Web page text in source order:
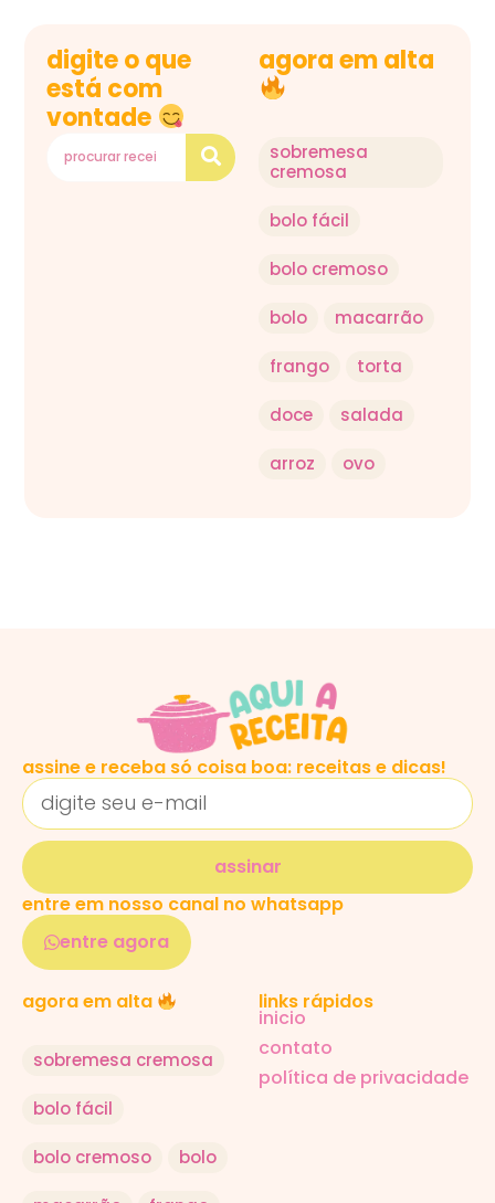
digite o que
está com
vontade
agora em alta
sobremesa
cremosa
bolo fácil
bolo cremoso
bolo macarrão
frango torta
doce salada
arroz ovo
assine e receba só coisa boa: receitas e dicas!
assinar
entre em nosso canal no whatsapp
entre agora
agora em alta
sobremesa cremosa
bolo fácil
bolo cremoso bolo
links rápidos
inicio
contato
política de privacidade